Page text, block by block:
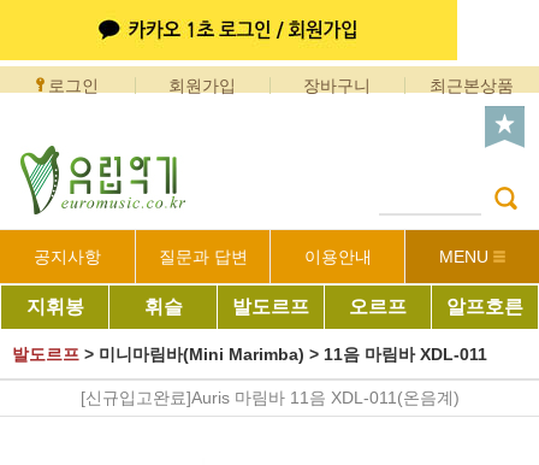
로그인 회원가입 장바구니 최근본상품
공지사항 질문과 답변 이용안내 MENU
지휘봉 휘슬 발도르프 오르프 알프호른
발도르프 > 미니마림바(Mini Marimba) > 11음 마림바 XDL-011
[신규입고완료]Auris 마림바 11음 XDL-011(온음계)